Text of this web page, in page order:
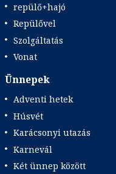
repülő+hajó
Repülővel
Szolgáltatás
Vonat
Ünnepek
Adventi hetek
Húsvét
Karácsonyi utazás
Karnevál
Két ünnep között